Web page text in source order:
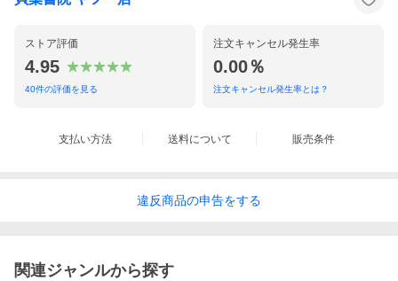
ストア評価
4.95
40件の評価を見る
注文キャンセル発生率
0.00％
注文キャンセル発生率とは？
支払い方法 送料について 販売条件
違反商品の申告をする
関連ジャンルから探す